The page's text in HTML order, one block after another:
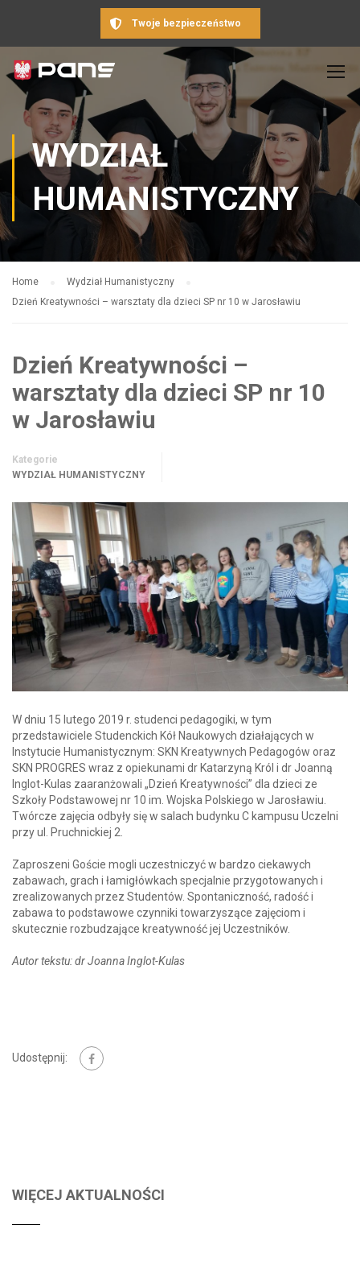
Twoje bezpieczeństwo
WYDZIAŁ
HUMANISTYCZNY
Home
Wydział Humanistyczny
Dzień Kreatywności – warsztaty dla dzieci SP nr 10 w Jarosławiu
Dzień Kreatywności –
warsztaty dla dzieci SP nr 10
w Jarosławiu
Kategorie
WYDZIAŁ HUMANISTYCZNY
W dniu 15 lutego 2019 r. studenci pedagogiki, w tym
przedstawiciele Studenckich Kół Naukowych działających w
Instytucie Humanistycznym: SKN Kreatywnych Pedagogów oraz
SKN PROGRES wraz z opiekunami dr Katarzyną Król i dr Joanną
Inglot-Kulas zaaranżowali „Dzień Kreatywności” dla dzieci ze
Szkoły Podstawowej nr 10 im. Wojska Polskiego w Jarosławiu.
Twórcze zajęcia odbyły się w salach budynku C kampusu Uczelni
przy ul. Pruchnickiej 2.
Zaproszeni Goście mogli uczestniczyć w bardzo ciekawych
zabawach, grach i łamigłówkach specjalnie przygotowanych i
zrealizowanych przez Studentów. Spontaniczność, radość i
zabawa to podstawowe czynniki towarzyszące zajęciom i
skutecznie rozbudzające kreatywność jej Uczestników.
Autor tekstu: dr Joanna Inglot-Kulas
Udostępnij:
WIĘCEJ AKTUALNOŚCI